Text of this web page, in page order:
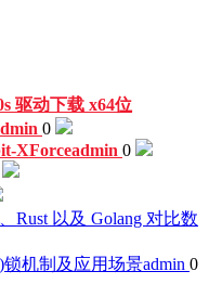
驱动下载 x64位
0
XForceadmin 0
Rust 以及 Golang 对比数
锁机制及应用场景admin 0